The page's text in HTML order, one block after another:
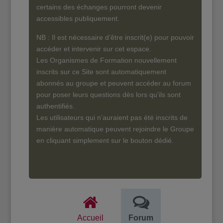
certains des échanges pourront devenir
accessibles publiquement.
NB : Il est nécessaire d’être inscrit(e) pour pouvoir
accéder et intervenir sur cet espace.
Les Organismes de Formation nouvellement
inscrits sur ce Site sont automatiquement
abonnés au groupe et peuvent accéder au forum
pour poser leurs questions dès lors qu’ils sont
authentifiés.
Les utilisateurs qui n’auraient pas été inscrits de
manière automatique peuvent rejoindre le Groupe
en cliquant simplement sur le bouton dédié.
Accueil Forum